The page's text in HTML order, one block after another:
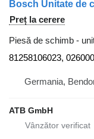
Preț la cerere
Piesă de schimb -
81258106023,
Germania,
ATB GmbH